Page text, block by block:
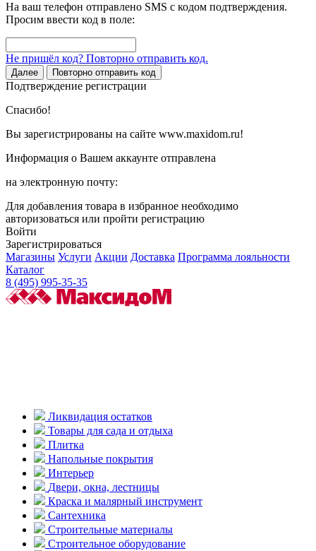
На ваш телефон отправлено SMS с кодом подтверждения.
Просим ввести код в поле:
Не пришёл код? Повторно отправить код.
Далее Повторно отправить код
Подтверждение регистрации
Спасибо!
Вы зарегистрированы на сайте www.maxidom.ru!
Информация о Вашем аккаунте отправлена
на электронную почту:
Для добавления товара в избранное необходимо
авторизоваться или пройти регистрацию
Войти
Зарегистрироваться
Магазины Услуги Акции Доставка Программа лояльности
Каталог
8 (495) 995-35-35
Ликвидация остатков
Товары для сада и отдыха
Плитка
Напольные покрытия
Интерьер
Двери, окна, лестницы
Краска и малярный инструмент
Сантехника
Строительные материалы
Строительное оборудование